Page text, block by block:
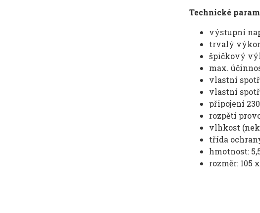
Technické
výstupní
trvalý výkon
špičkový
max.
vlastní
vlastní
připojení
rozpětí
vlhkost
třída
hmotnost:
rozměr: 105